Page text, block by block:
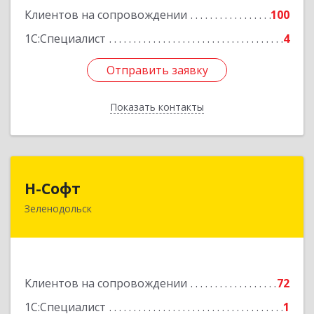
Клиентов на сопровождении
100
1С:Специалист
4
Отправить заявку
Показать контакты
Подробнее
Отправить заявку
Назад
Н-Софт
Зеленодольск
Клиентов на сопровождении
72
1С:Специалист
1
422521, Татарстан Респ (Татарстан),
Подробнее